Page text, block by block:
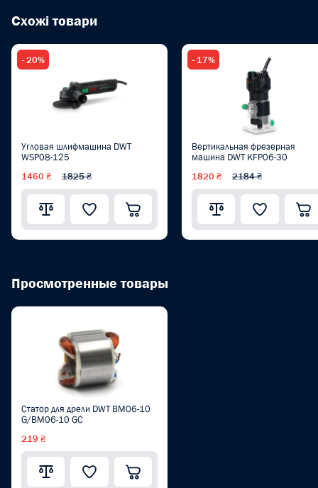
Схожі товари
- 20%
Угловая шлифмашина DWT
WSP08-125
1460 ₴ 1825 ₴
- 17%
Вертикальная фрезерная
машина DWT KFP06-30
1820 ₴ 2184 ₴
Просмотренные товары
Статор для дрели DWT BM06-10
G/BM06-10 GC
219 ₴